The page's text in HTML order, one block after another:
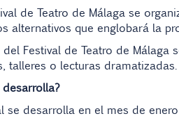
de Teatro de Málaga se
alternativos que englobará la
del Festival de Teatro de
talleres o lecturas dramatizadas.
se desarrolla en el mes de